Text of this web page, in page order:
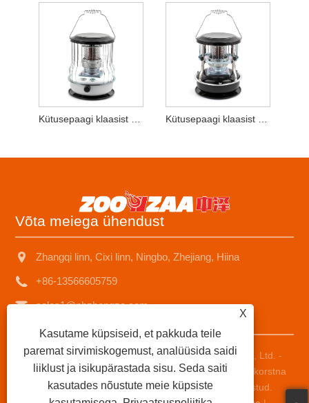
Võta meiega ühendust
Zhangqi linn, Cixi linn, Ningbo, Zhejiang, Hiina
+86-13566605759
sales1@nbzhongze.com
Autoriõigus © 2023 Ningbo Zhongze Electronics Co., Ltd. -
Hiina petrooleumi küttekeha, petrooleumipliit, metalli korstna
petrooleumi küttekeha tarnijad - kõik õigused kaitstud.
X
Kasutame küpsiseid, et pakkuda teile
paremat sirvimiskogemust, analüüsida saidi
liiklust ja isikupärastada sisu. Seda saiti
kasutades nõustute meie küpsiste